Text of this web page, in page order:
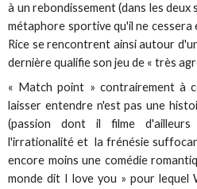
à un rebondissement (dans les deux
métaphore sportive qu'il ne
Rice se rencontrent ainsi autour
dernière qualifie son jeu de « très
« Match point » contrairement à
laisser entendre n'est pas une
(passion dont il filme d'ailleurs
l'irrationalité et la frénésie
encore moins une comédie
monde dit I love you » pour lequel